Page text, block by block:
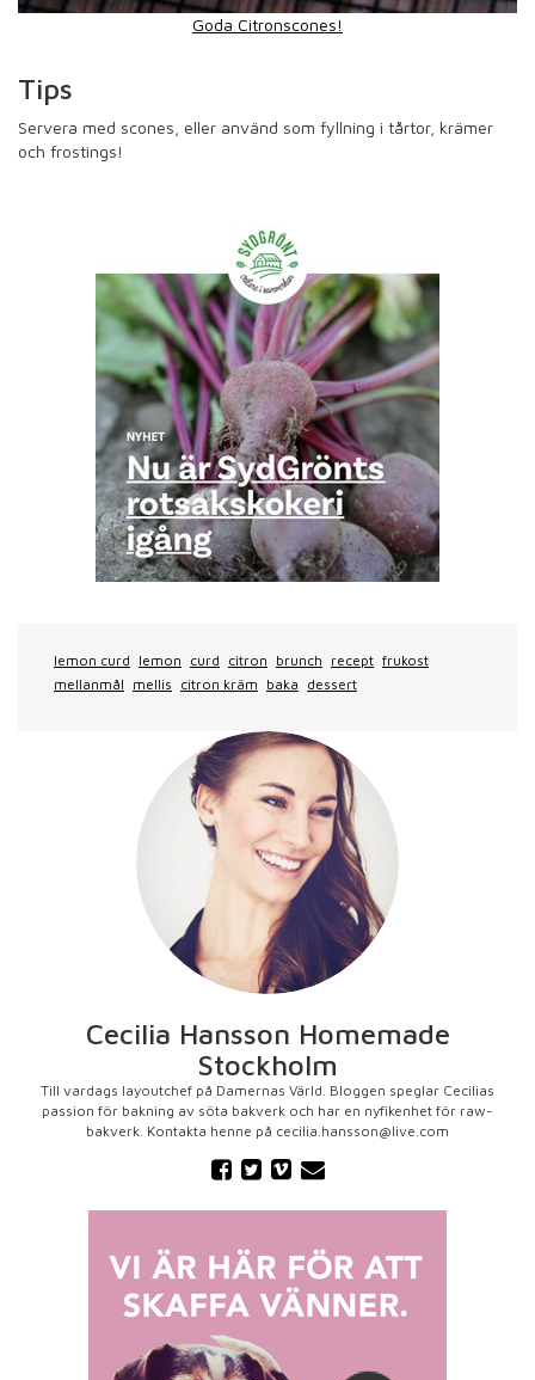
Goda Citronscones!
Tips
Servera med scones, eller använd som fyllning i tårtor, krämer
och frostings!
lemon curd lemon curd citron brunch recept frukost
mellanmål mellis citron kräm baka dessert
Cecilia Hansson Homemade
Stockholm
Till vardags layoutchef på Damernas Värld. Bloggen speglar Cecilias
passion för bakning av söta bakverk och har en nyfikenhet för raw-
bakverk. Kontakta henne på cecilia.hansson@live.com